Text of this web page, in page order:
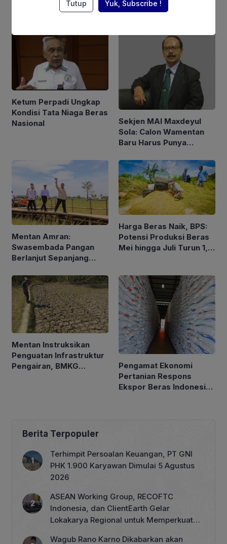
Berita Terkait
Ketum Perpadi Ungkap
Kondisi Tata Niaga Beras
Nasional
Sekjen MAI Maxdeyul
Sola: Calon Wamentan
Baru Harus Punya
Holistik
Mentan Amran:
Swasembada Pangan
Berlanjut Sepanjang
Harga Beras Naik, BPS:
Potensi Produksi Beras
Mei hingga Juli Turun 1,16
Mentan Instruksikan
Penguatan Infrastruktur
Pengairan, BMKG
Pengamat Ekonomi
Pertanian Respons
Ekspor Beras Indonesia
Berita Terpopuler
Terhimpit Persoalan Keuangan, PT GNI
PHK 1.900 Karyawan Dimulai 5 Agustus
2026
ASEAN Working Group, RECOFTC
Indonesia, dan ClientEarth Gelar
Lokakarya Regional untuk Memperkuat
Wagub Rano Karno Dikabarkan akan
Tutup Yuk, Subscribe !